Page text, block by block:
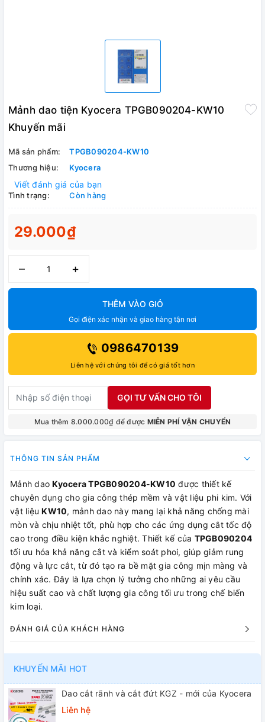
Mảnh dao tiện Kyocera TPGB090204-KW10
Khuyến mãi
Mã sản phẩm:
TPGB090204-KW10
Thương hiệu:
Kyocera
Viết đánh giá của bạn
Tình trạng: Còn hàng
29.000₫
– +
THÊM VÀO GIỎ
Gọi điện xác nhận và giao hàng tận nơi
0986470139
Liên hệ với chúng tôi để có giá tốt hơn
GỌI TƯ VẤN CHO TÔI
Mua thêm 8.000.000₫ để được MIỄN PHÍ VẬN CHUYỂN
THÔNG TIN SẢN PHẨM
Mảnh daoKyocera TPGB090204-KW10 được thiết kế
chuyên dụng cho gia công thép mềm và vật liệu phi kim. Với
vật liệuKW10, mảnh dao này mang lại khả năng chống mài
mòn và chịu nhiệt tốt, phù hợp cho các ứng dụng cắt tốc độ
cao trong điều kiện khắc nghiệt. Thiết kế của TPGB090204
tối ưu hóa khả năng cắt và kiểm soát phoi, giúp giảm rung
động và lực cắt, từ đó tạo ra bề mặt gia công mịn màng và
chính xác. Đây là lựa chọn lý tưởng cho những ai yêu cầu
hiệu suất cao và chất lượng gia công tối ưu trong chế biến
kim loại.
ĐÁNH GIÁ CỦA KHÁCH HÀNG
KHUYẾN MÃI HOT
Dao cắt rãnh và cắt đứt KGZ - mới của Kyocera
Liên hệ